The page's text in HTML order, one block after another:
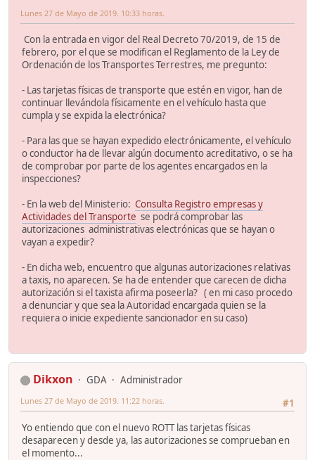
Lunes 27 de Mayo de 2019. 10:33 horas.
Con la entrada en vigor del Real Decreto 70/2019, de 15 de
febrero, por el que se modifican el Reglamento de la Ley de
Ordenación de los Transportes Terrestres, me pregunto:
- Las tarjetas físicas de transporte que estén en vigor, han de
continuar llevándola físicamente en el vehículo hasta que
cumpla y se expida la electrónica?
- Para las que se hayan expedido electrónicamente, el vehículo
o conductor ha de llevar algún documento acreditativo, o se ha
de comprobar por parte de los agentes encargados en la
inspecciones?
- En la web del Ministerio: Consulta Registro empresas y
Actividades del Transporte se podrá comprobar las
autorizaciones administrativas electrónicas que se hayan o
vayan a expedir?
- En dicha web, encuentro que algunas autorizaciones relativas
a taxis, no aparecen. Se ha de entender que carecen de dicha
autorización si el taxista afirma poseerla? ( en mi caso procedo
a denunciar y que sea la Autoridad encargada quien se la
requiera o inicie expediente sancionador en su caso)
Dikxon GDA
Administrador
#1
Lunes 27 de Mayo de 2019. 11:22 horas.
Yo entiendo que con el nuevo ROTT las tarjetas físicas
desaparecen y desde ya, las autorizaciones se comprueban en
el momento...